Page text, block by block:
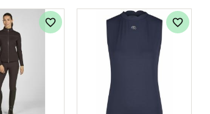
Lägg till i favoriter Lägg